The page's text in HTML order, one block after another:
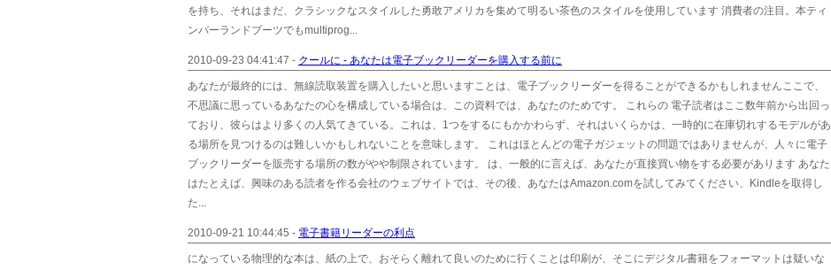
を持ち、それはまだ、クラシックなスタイルした勇敢アメリカを集めて明るい茶色のスタイルを使用しています 消費者の注目。本ティ
ンバーランドブーツでもmultiprog...
2010-09-23 04:41:47 - クールに - あなたは電子ブックリーダーを購入する前に
あなたが最終的には、無線読取装置を購入したいと思いますことは、電子ブックリーダーを得ることができるかもしれませんここで、
不思議に思っているあなたの心を構成している場合は、この資料では、あなたのためです。 これらの 電子読者はここ数年前から出回っ
ており、彼らはより多くの人気てきている。これは、1つをするにもかかわらず、それはいくらかは、一時的に在庫切れするモデルがあ
る場所を見つけるのは難しいかもしれないことを意味します。 これはほとんどの電子ガジェットの問題ではありませんが、人々に電子
ブックリーダーを販売する場所の数がやや制限されています。 は、一般的に言えば、あなたが直接買い物をする必要があります あなた
はたとえば、興味のある読者を作る会社のウェブサイトでは、その後、あなたはAmazon.comを試してみてください、Kindleを取得し
た...
2010-09-21 10:44:45 - 電子書籍リーダーの利点
になっている物理的な本は、紙の上で、おそらく離れて良いのために行くことは印刷が、そこにデジタル書籍をフォーマットは疑いな